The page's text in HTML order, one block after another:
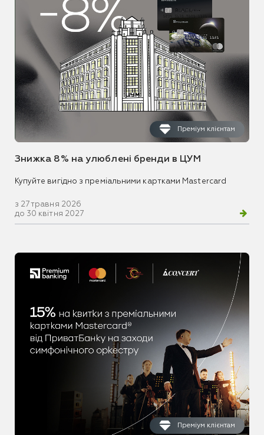
Преміум клієнтам
Знижка 8% на улюблені бренди в ЦУМ
Купуйте вигідно з преміальними картками Mastercard
з 27 травня 2026
до 30 квітня 2027
Преміум клієнтам